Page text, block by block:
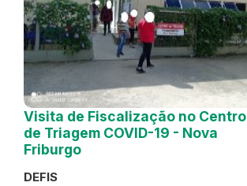
Visita de Fiscalização no Centro
de Triagem COVID-19 - Nova
Friburgo
DEFIS